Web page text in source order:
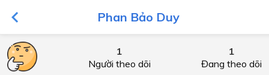
Phan Bảo Duy
1
Người theo dõi
1
Đang theo dõi